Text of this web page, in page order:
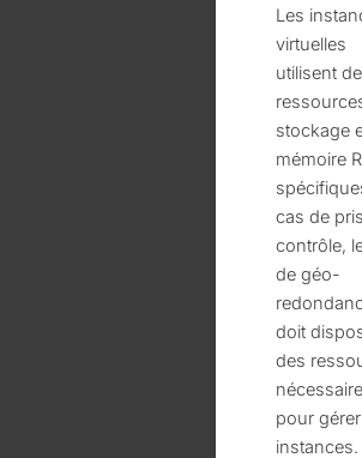
Les
virtuelles
utilisent
stockage
mémoire
cas de
contrôle,
de géo-
doit
des
pour
instances.